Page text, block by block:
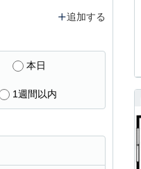
追加する
本日
1週間以内